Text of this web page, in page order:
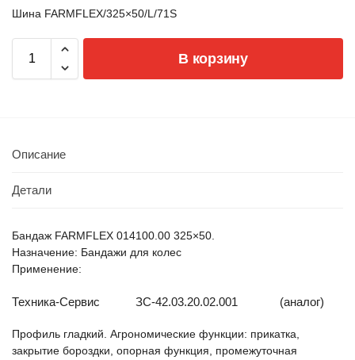
Шина FARMFLEX/325×50/L/71S
В корзину
Описание
Детали
Бандаж FARMFLEX 014100.00 325×50.
Назначение: Бандажи для колес
Применение:
Техника-Сервис ЗС-42.03.20.02.001 (аналог)
Профиль гладкий. Агрономические функции: прикатка,
закрытие бороздки, опорная функция, промежуточная